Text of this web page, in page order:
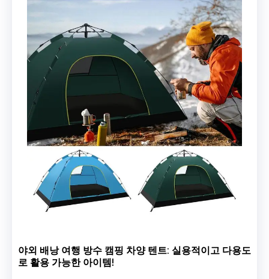
야외 배낭 여행 방수 캠핑 차양 텐트: 실용적이고 다용도
로 활용 가능한 아이템!